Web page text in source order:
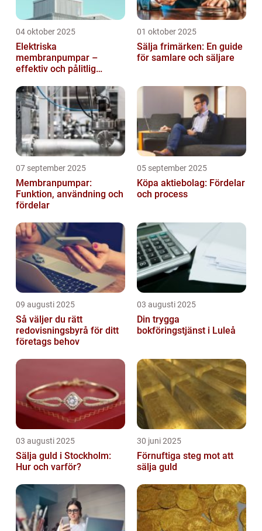
04 oktober 2025
Elektriska
membranpumpar –
effektiv och pålitlig
01 oktober 2025
Sälja frimärken: En guide
för samlare och säljare
07 september 2025
Membranpumpar:
Funktion, användning och
fördelar
05 september 2025
Köpa aktiebolag: Fördelar
och process
09 augusti 2025
Så väljer du rätt
redovisningsbyrå för ditt
företags behov
03 augusti 2025
Din trygga
bokföringstjänst i Luleå
03 augusti 2025
Sälja guld i Stockholm:
Hur och varför?
30 juni 2025
Förnuftiga steg mot att
sälja guld